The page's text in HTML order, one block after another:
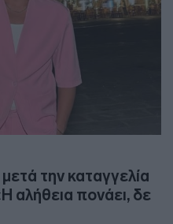
την καταγγελία
αλήθεια πονάει, δε